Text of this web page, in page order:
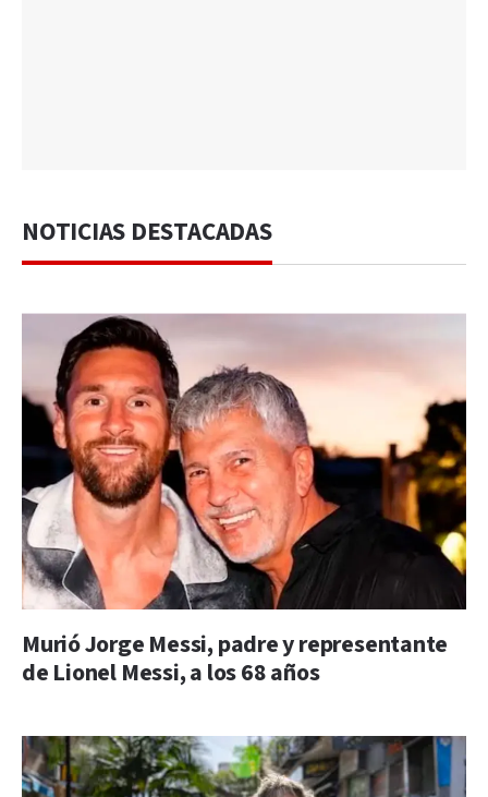
NOTICIAS DESTACADAS
Murió Jorge Messi, padre y representante
de Lionel Messi, a los 68 años